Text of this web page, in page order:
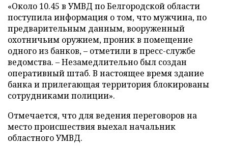
«Около 10.45 в УМВД по Белгородской области
поступила информация о том, что мужчина, по
предварительным данным, вооруженный
охотничьим оружием, проник в помещение
одного из банков, – отметили в пресс-службе
ведомства. – Незамедлительно был создан
оперативный штаб. В настоящее время здание
банка и прилегающая территория блокированы
сотрудниками полиции».
Отмечается, что для ведения переговоров на
место происшествия выехал начальник
областного УМВД.